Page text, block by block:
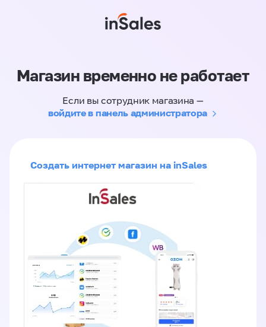
Магазин временно не работает
Если вы сотрудник магазина —
войдите в панель администратора
Создать интернет магазин на inSales